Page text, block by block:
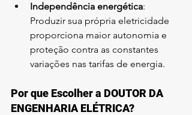
Independência energética:
Produzir sua própria eletricidade
proporciona maior autonomia e
proteção contra as constantes
variações nas tarifas de energia.
Por que Escolher a DOUTOR DA
ENGENHARIA ELÉTRICA?